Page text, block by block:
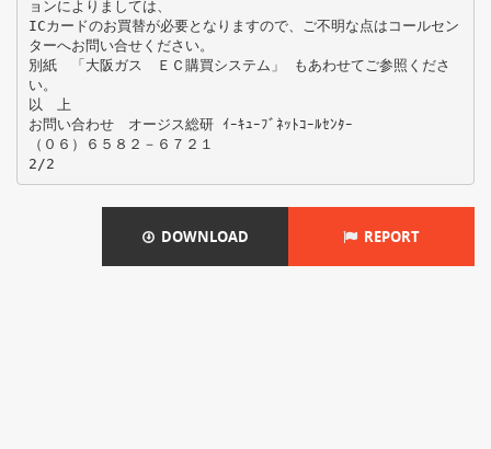
ョンによりましては、
ICカードのお買替が必要となりますので、ご不明な点はコールセン
ターへお問い合せください。
別紙 「大阪ガス ＥＣ購買システム」 もあわせてご参照くださ
い。
以 上
お問い合わせ オージス総研 ｲｰｷｭｰﾌﾞﾈｯﾄｺｰﾙｾﾝﾀｰ
（０６）６５８２－６７２１
DOWNLOAD REPORT